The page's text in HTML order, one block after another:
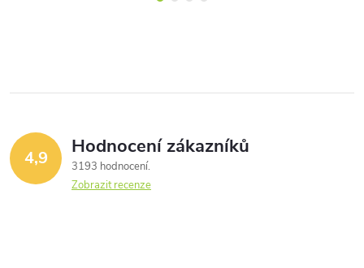
4,9 Hodnocení zákazníků
3193 hodnocení
Zobrazit recenze